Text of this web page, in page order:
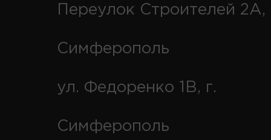
Переулок Строителей 2А,
Симферополь
ул. Федоренко 1В, г.
Симферополь